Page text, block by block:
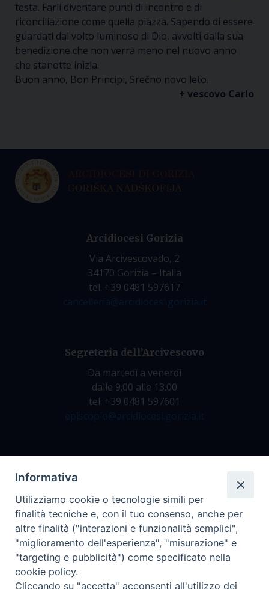
testa. Farli diventare punti di incontro e di
riconciliazione come quella piazza. Sapendo di essere
guardati dal volto luminoso di Dio, avvolti dalla sua
benedizione che non verrà meno nel nuovo anno
che stanotte inizia.
Buon anno, Bon Principi, Srečno novo leto.
+ vescovo Carlo
Arcidiocesi Gorizia
Via Arcivescovado, 2
34170 Gorizia – Italia
tel. +39 0481 597617
cancelleria@arcidiocesi.gorizia.it
Segreteria dell’Arcivescovo
Da martedì a venerdì
dalle 9.00 alle 13.00
tel. +39 0481 597601
episcopio@arcidiocesi.gorizia.it
dalle 9.00 alle 12.30
tel. +39 0481 597628
archivio@arcidiocesi.gorizia.it
Ufficio Comunicazioni Sociali
Informativa
Utilizziamo cookie o tecnologie simili per
finalità tecniche e, con il tuo consenso, anche per
altre finalità ("interazioni e funzionalità semplici",
"miglioramento dell'esperienza", "misurazione" e
"targeting e pubblicità") come specificato nella
cookie policy.
Cliccando su "accetta" acconsenti all'utilizzo dei